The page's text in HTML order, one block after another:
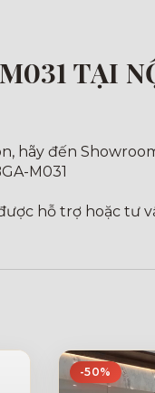
TẠI
hãy đến
M031
hỗ trợ hoặc tư
-50%